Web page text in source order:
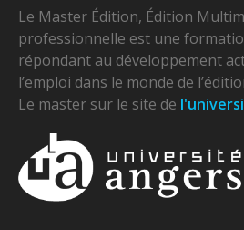
Le Master Édition, Édition
professionnelle est une
répondant au développement
l’emploi dans le monde de
Le master sur le site de